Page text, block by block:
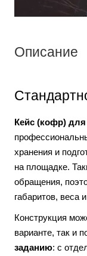
Описание
Кейс (кофр) для
хранения и
на площадке.
обращения,
габаритов, веса
Конструкция
варианте, так и
заданию: с